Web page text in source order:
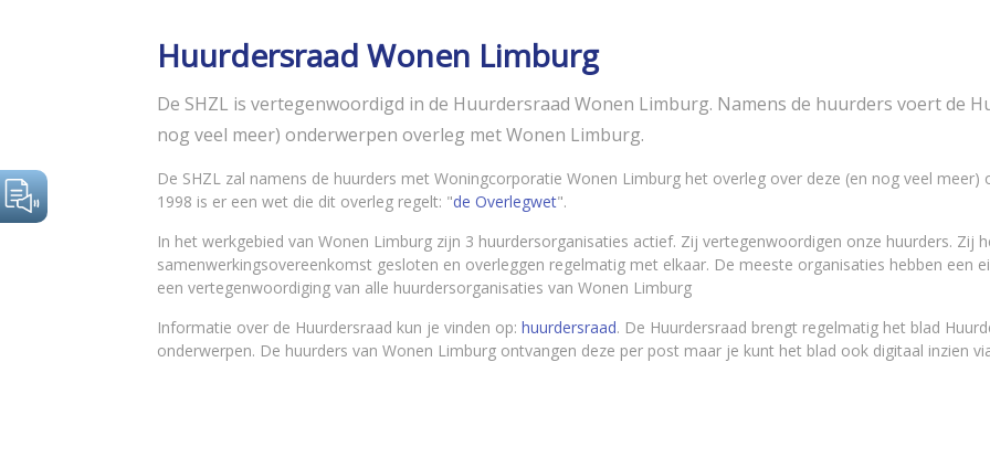
Huurdersraad Wonen Limburg
De SHZL is vertegenwoordigd in de Huurdersraad Wonen Limburg. Namens de huurders voert de
nog veel meer) onderwerpen overleg met Wonen Limburg.
De SHZL zal namens de huurders met Woningcorporatie Wonen Limburg het overleg over deze (en nog veel meer)
1998 is er een wet die dit overleg regelt: "de Overlegwet".
In het werkgebied van Wonen Limburg zijn 3 huurdersorganisaties actief. Zij vertegenwoordigen onze huurders. Zij
samenwerkingsovereenkomst gesloten en overleggen regelmatig met elkaar. De meeste organisaties hebben een
een vertegenwoordiging van alle huurdersorganisaties van Wonen Limburg
Informatie over de Huurdersraad kun je vinden op: huurdersraad. De Huurdersraad brengt regelmatig het blad
onderwerpen. De huurders van Wonen Limburg ontvangen deze per post maar je kunt het blad ook digitaal inzien